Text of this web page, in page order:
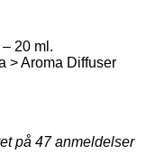
20 ml.
> Aroma Diffuser
på 47anmeldelser